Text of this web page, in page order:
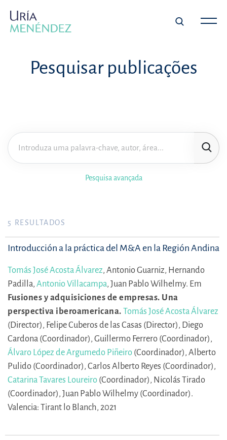
Pesquisar publicações
Pesquisa avançada
5 RESULTADOS
Introducción a la práctica del M&A en la Región Andina
Tomás José Acosta Álvarez, Antonio Guarniz, Hernando
Padilla, Antonio Villacampa, Juan Pablo Wilhelmy. Em
Fusiones y adquisiciones de empresas. Una
perspectiva iberoamericana. Tomás José Acosta Álvarez
(Director), Felipe Cuberos de las Casas (Director), Diego
Cardona (Coordinador), Guillermo Ferrero (Coordinador),
Álvaro López de Argumedo Piñeiro (Coordinador), Alberto
Pulido (Coordinador), Carlos Alberto Reyes (Coordinador),
Catarina Tavares Loureiro (Coordinador), Nicolás Tirado
(Coordinador), Juan Pablo Wilhelmy (Coordinador).
Valencia: Tirant lo Blanch, 2021